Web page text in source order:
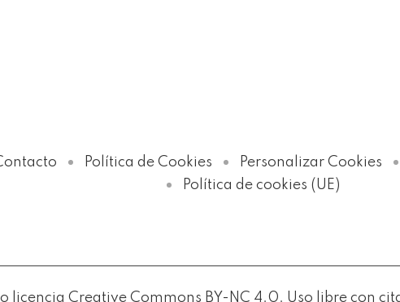
Política de Cookies Personalizar Cookies
Política de cookies (UE)
Creative Commons BY-NC 4.0. Uso libre con